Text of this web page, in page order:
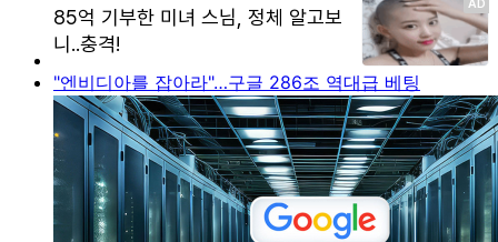
"엔비디아를 잡아라"…구글 286조 역대급 베팅